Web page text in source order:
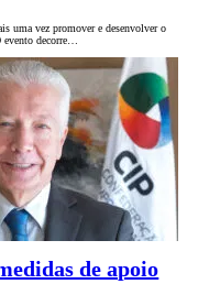
uma vez promover e desenvolver o
evento decorre…
de apoio